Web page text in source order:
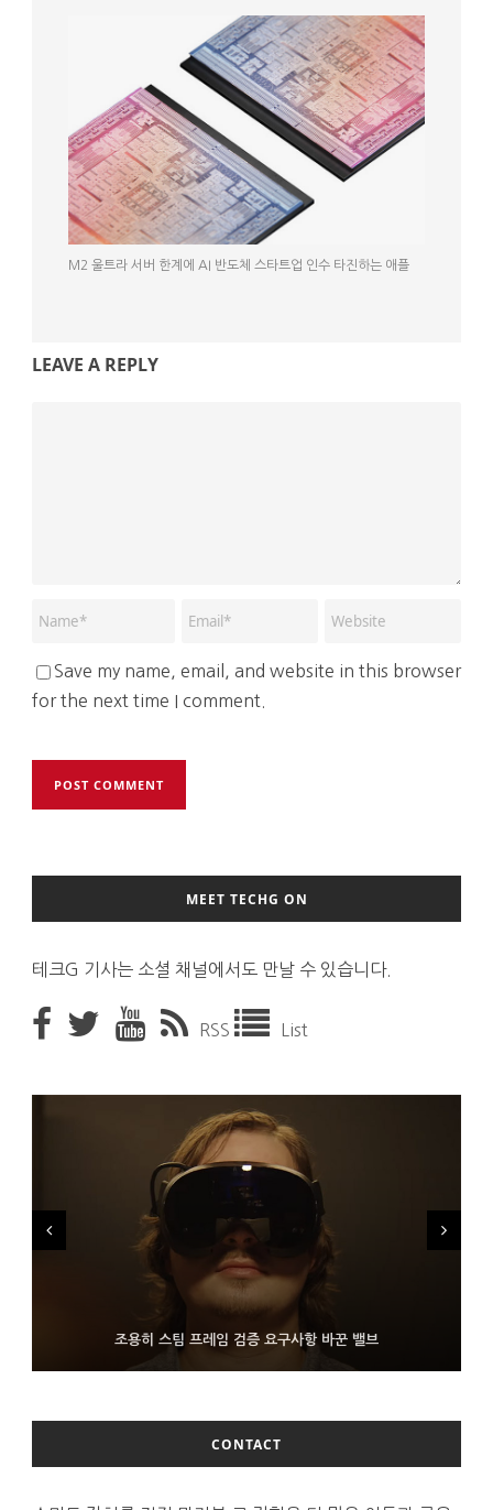
M2 울트라 서버 한계에 AI 반도체 스타트업 인수 타진하는 애플
LEAVE A REPLY
Save my name, email, and website in this browser
for the next time I comment.
MEET TECHG ON
테크G 기사는 소셜 채널에서도 만날 수 있습니다.
RSS List
조용히 스팀 프레임 검증 요구사항 바꾼 밸브
9월 4일부터 서비스 접는 안드로이드 장치용 구글 어시스턴트
FMS 2026서 차세대 3D 메모리 ZHBM·ZNAND-O 모형 처음 선
보인 삼성전자
CONTACT